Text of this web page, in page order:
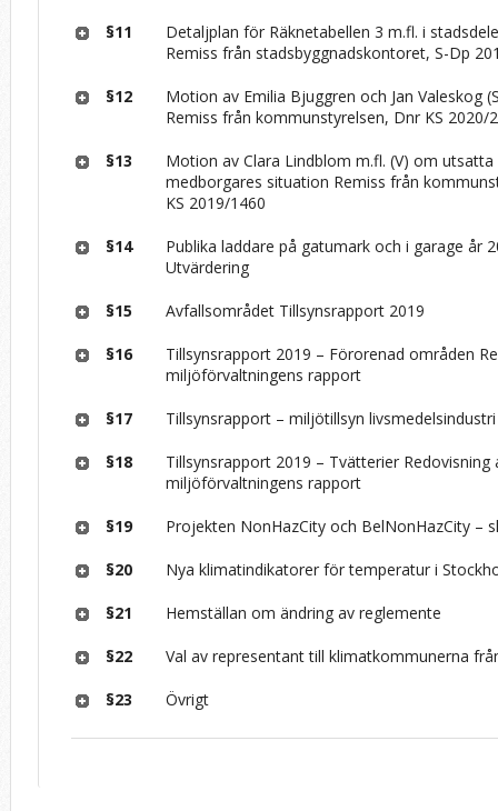
§11
Detaljplan för Räknetabellen 3 m.fl. i
Remiss från stadsbyggnadskontoret, S-Dp
§12
Motion av Emilia Bjuggren och Jan Valeskog
Remiss från kommunstyrelsen, Dnr KS 2020/
§13
Motion av Clara Lindblom m.fl. (V) om utsatta
medborgares situation Remiss från
KS 2019/1460
§14
Publika laddare på gatumark och i garage år
Utvärdering
§15 Avfallsområdet Tillsynsrapport 2019
§16
Tillsynsrapport 2019 – Förorenad områden
miljöförvaltningens rapport
§17 Tillsynsrapport – miljötillsyn
§18
Tillsynsrapport 2019 – Tvätterier Redovisning
miljöförvaltningens rapport
§19 Projekten NonHazCity och BelNonHazCity –
§20 Nya klimatindikatorer för temperatur i
§21 Hemställan om ändring av reglemente
§22 Val av representant till klimatkommunerna
§23 Övrigt